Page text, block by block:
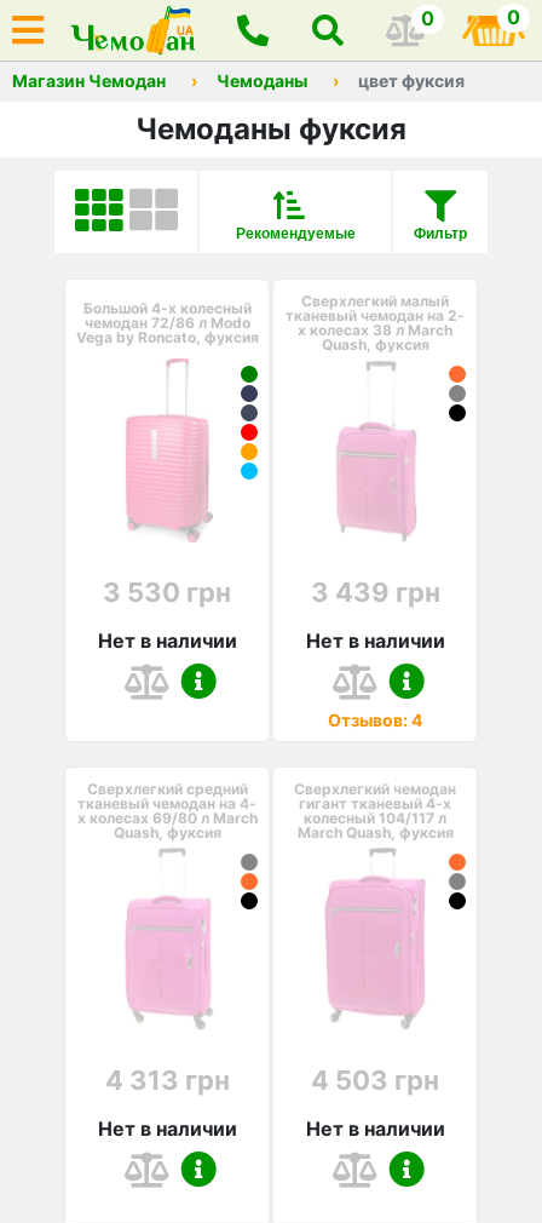
0 0
Магазин Чемодан Чемоданы цвет фуксия
Чемоданы фуксия
Фильтр
Рекомендуемые
Большой 4-х колесный
чемодан 72/86 л Modo
Vega by Roncato, фуксия
3 530 грн
Нет в наличии
Сверхлегкий малый
тканевый чемодан на 2-
х колесах 38 л March
Quash, фуксия
3 439 грн
Нет в наличии
Отзывов: 4
Сверхлегкий средний
тканевый чемодан на 4-
х колесах 69/80 л March
Quash, фуксия
4 313 грн
Нет в наличии
Сверхлегкий чемодан
гигант тканевый 4-х
колесный 104/117 л
March Quash, фуксия
4 503 грн
Нет в наличии